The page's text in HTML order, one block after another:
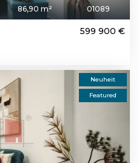
86,90 m² 01089
599 900 €
Neuheit
Featured